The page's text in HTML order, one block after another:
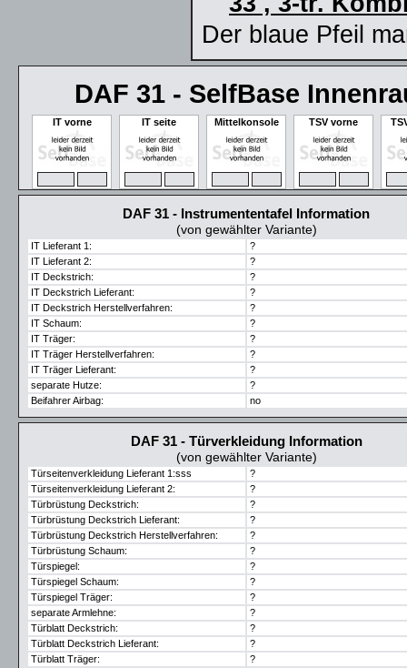
Der blaue Pfeil
DAF 31 - SelfBase
IT vorne IT seite Mittelkonsole TSV vorne
DAF 31 - Instrumententafel Information
(von gewählter Variante)
?
IT Lieferant 1:
?
IT Lieferant 2:
?
IT Deckstrich:
?
IT Deckstrich Lieferant:
?
IT Deckstrich Herstellverfahren:
?
IT Schaum:
?
IT Träger:
?
IT Träger Herstellverfahren:
?
IT Träger Lieferant:
?
separate Hutze:
no
Beifahrer Airbag:
DAF 31 - Türverkleidung Information
(von gewählter Variante)
?
Türseitenverkleidung Lieferant 1:sss
?
Türseitenverkleidung Lieferant 2:
?
Türbrüstung Deckstrich:
?
Türbrüstung Deckstrich Lieferant:
?
Türbrüstung Deckstrich Herstellverfahren:
?
Türbrüstung Schaum:
?
Türspiegel:
?
Türspiegel Schaum:
?
Türspiegel Träger:
?
separate Armlehne:
?
Türblatt Deckstrich:
?
Türblatt Deckstrich Lieferant:
?
Türblatt Träger: